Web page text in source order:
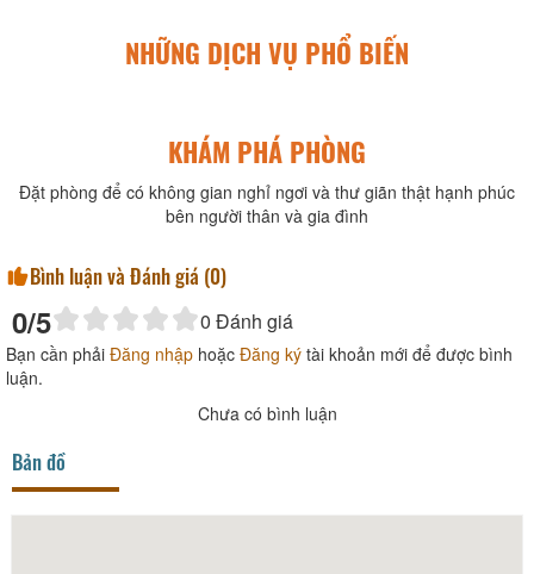
NHỮNG DỊCH VỤ PHỔ BIẾN
KHÁM PHÁ PHÒNG
Đặt phòng để có không gian nghỉ ngơi và thư giãn thật hạnh phúc
bên người thân và gia đình
Bình luận và Đánh giá (0)
0/5 0 Đánh giá
Bạn cần phải Đăng nhập hoặc Đăng ký tài khoản mới để được bình
luận.
Chưa có bình luận
Bản đồ